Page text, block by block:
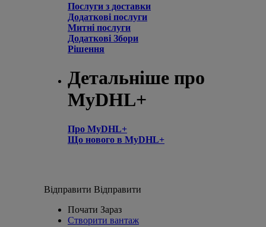
Послуги з доставки
Додаткові послуги
Митні послуги
Додаткові Збори
Рішення
Детальніше про
MyDHL+
Про MyDHL+
Що нового в MyDHL+
Відправити Відправити
Почати Зараз
Створити вантаж